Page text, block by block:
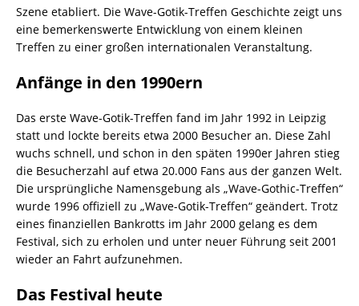
Szene etabliert. Die Wave-Gotik-Treffen Geschichte zeigt uns
eine bemerkenswerte Entwicklung von einem kleinen
Treffen zu einer großen internationalen Veranstaltung.
Anfänge in den 1990ern
Das erste Wave-Gotik-Treffen fand im Jahr 1992 in Leipzig
statt und lockte bereits etwa 2000 Besucher an. Diese Zahl
wuchs schnell, und schon in den späten 1990er Jahren stieg
die Besucherzahl auf etwa 20.000 Fans aus der ganzen Welt.
Die ursprüngliche Namensgebung als „Wave-Gothic-Treffen“
wurde 1996 offiziell zu „Wave-Gotik-Treffen“ geändert. Trotz
eines finanziellen Bankrotts im Jahr 2000 gelang es dem
Festival, sich zu erholen und unter neuer Führung seit 2001
wieder an Fahrt aufzunehmen.
Das Festival heute